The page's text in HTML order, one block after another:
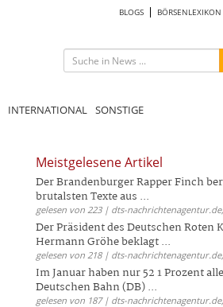
BLOGS BÖRSENLEXIKON
INTERNATIONAL SONSTIGE
Meistgelesene Artikel
Der Brandenburger Rapper Finch
brutalsten Texte aus ...
gelesen von 223 | dts-
Der Präsident des Deutschen Roten
Hermann Gröhe beklagt ...
gelesen von 218 | dts-
Im Januar haben nur 52 1 Prozent
Deutschen Bahn (DB) ...
gelesen von 187 | dts-